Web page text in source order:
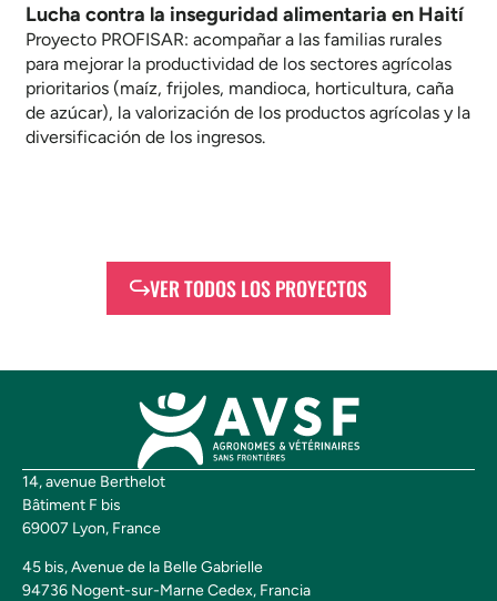
Lucha contra la inseguridad alimentaria en Haití
Proyecto PROFISAR: acompañar a las familias rurales
para mejorar la productividad de los sectores agrícolas
prioritarios (maíz, frijoles, mandioca, horticultura, caña
de azúcar), la valorización de los productos agrícolas y la
diversificación de los ingresos.
VER TODOS LOS PROYECTOS
14, avenue Berthelot
Bâtiment F bis
69007 Lyon, France
45 bis, Avenue de la Belle Gabrielle
94736 Nogent-sur-Marne Cedex, Francia